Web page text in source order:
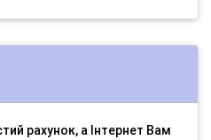
рахунок, а Інтернет Вам